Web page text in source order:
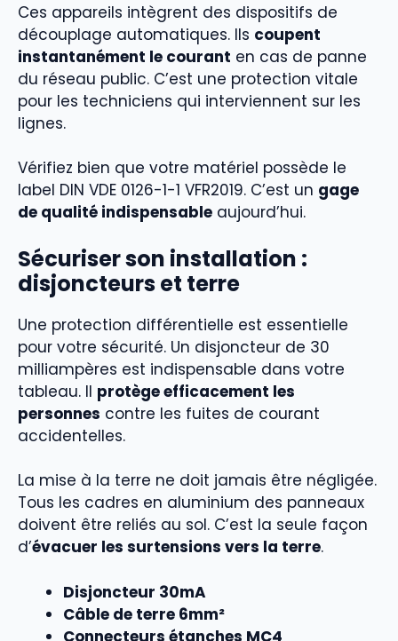
Ces appareils intègrent des dispositifs de
découplage automatiques. Ils coupent
instantanément le courant en cas de panne
du réseau public. C’est une protection vitale
pour les techniciens qui interviennent sur les
lignes.
Vérifiez bien que votre matériel possède le
label DIN VDE 0126-1-1 VFR2019. C’est un gage
de qualité indispensable aujourd’hui.
Sécuriser son installation :
disjoncteurs et terre
Une protection différentielle est essentielle
pour votre sécurité. Un disjoncteur de 30
milliampères est indispensable dans votre
tableau. Il protège efficacement les
personnes contre les fuites de courant
accidentelles.
La mise à la terre ne doit jamais être négligée.
Tous les cadres en aluminium des panneaux
doivent être reliés au sol. C’est la seule façon
d’évacuer les surtensions vers la terre.
Disjoncteur 30mA
Câble de terre 6mm²
Connecteurs étanches MC4